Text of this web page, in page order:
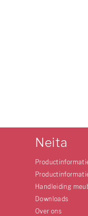
Neita
Handleiding
Downloads
Over ons